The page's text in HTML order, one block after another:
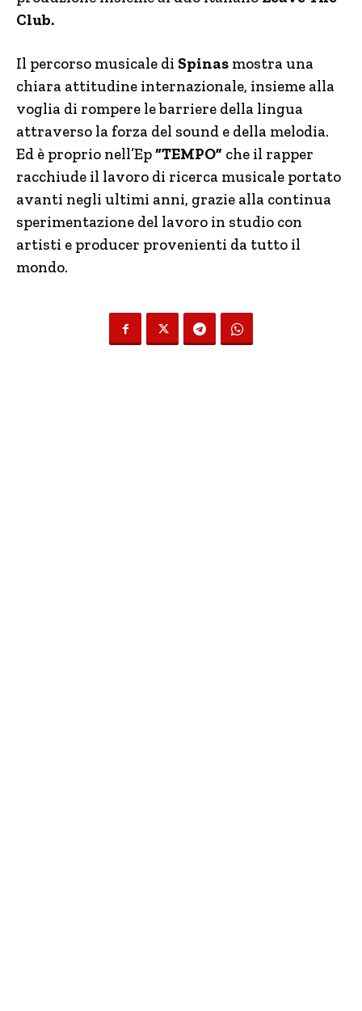
Club.
Il percorso musicale di Spinas mostra una
chiara attitudine internazionale, insieme alla
voglia di rompere le barriere della lingua
attraverso la forza del sound e della melodia.
Ed è proprio nell’Ep“TEMPO” che il rapper
racchiude il lavoro di ricerca musicale portato
avanti negli ultimi anni, grazie alla continua
sperimentazione del lavoro in studio con
artisti e producer provenienti da tutto il
mondo.